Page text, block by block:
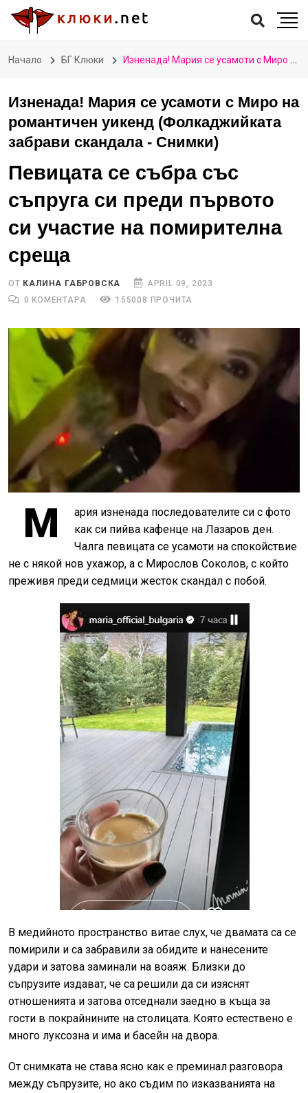
Начало БГ Клюки Изненада! Мария се усамоти с Миро на романтичен уикенд (Фолкаджийката забрави скандала - Снимки)
Изненада! Мария се усамоти с Миро на
романтичен уикенд (Фолкаджийката
забрави скандала - Снимки)
Певицата се събра със
съпруга си преди първото
си участие на помирителна
среща
ОТ КАЛИНА ГАБРОВСКА
APRIL 09, 2023
0 КОМЕНТАРА
155008 ПРОЧИТА
М
ария изненада последователите си с фото
как си пийва кафенце на Лазаров ден.
Чалга певицата се усамоти на спокойствие
не с някой нов ухажор, а с Мирослов Соколов, с който
преживя преди седмици жесток скандал с побой.
В медийното пространство витае слух, че двамата са се
помирили и са забравили за обидите и нанесените
удари и затова заминали на воаяж. Близки до
съпрузите издават, че са решили да си изяснят
отношенията и затова отседнали заедно в къща за
гости в покрайнините на столицата. Която естествено е
много луксозна и има и басейн на двора.
От снимката не става ясно как е преминал разговора
между съпрузите, но ако съдим по изказванията на